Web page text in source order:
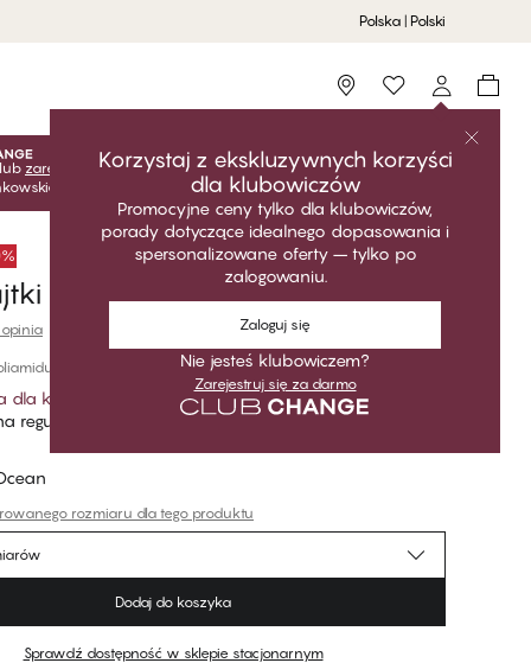
Polska | Polski
Storefinder
Korzystaj z ekskluzywnych korzyści
dla klubowiczów
Promocyjne ceny tylko dla klubowiczów,
porady dotyczące idealnego dopasowania i
spersonalizowane oferty – tylko po
zalogowaniu.
Zaloguj się
Nie jesteś klubowiczem?
Zarejestruj się za darmo
lub zarejestruj się za darmo, aby odblokować ekskluzywne
Ceny klubowe są aktywne tylko po zalogowaniu.
damskie Tai
opinia
dla klubowiczów
regularna
rozmiaru dla tego produktu
Dodaj do koszyka
Sprawdź dostępność w sklepie stacjonarnym